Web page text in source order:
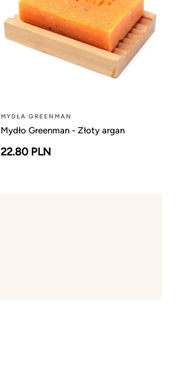
MYDŁA GREENMAN
Mydło Greenman - Złoty argan
22.80 PLN